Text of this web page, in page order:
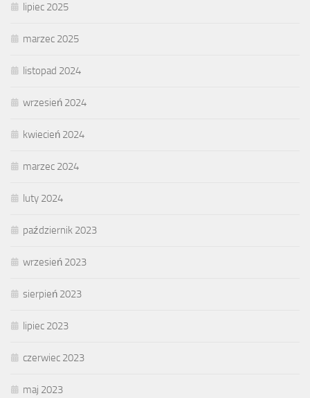
lipiec 2025
marzec 2025
listopad 2024
wrzesień 2024
kwiecień 2024
marzec 2024
luty 2024
październik 2023
wrzesień 2023
sierpień 2023
lipiec 2023
czerwiec 2023
maj 2023